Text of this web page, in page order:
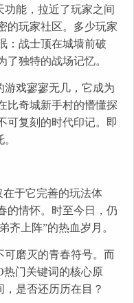
功能，拉近了玩家之间
的玩家社区。多少玩家
：战士顶在城墙前破
独特的战场记忆。
游戏寥寥无几，它成为
比奇城新手村的懵懂探
可复刻的时代印记。即
在于它完善的玩法体
的情怀。时至今日，仍
齐上阵”的热血岁月。
可磨灭的青春符号。而
热门关键词的核心原
是否还历历在目？